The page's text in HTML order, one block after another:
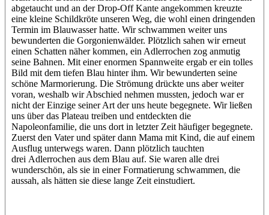
abgetaucht und an der Drop-Off Kante angekommen kreuzte
eine kleine Schildkröte unseren Weg, die wohl einen dringenden
Termin im Blauwasser hatte. Wir schwammen weiter uns
bewunderten die Gorgonienwälder. Plötzlich sahen wir erneut
einen Schatten näher kommen, ein Adlerrochen zog anmutig
seine Bahnen. Mit einer enormen Spannweite ergab er ein tolles
Bild mit dem tiefen Blau hinter ihm. Wir bewunderten seine
schöne Marmorierung. Die Strömung drückte uns aber weiter
voran, weshalb wir Abschied nehmen mussten, jedoch war er
nicht der Einzige seiner Art der uns heute begegnete. Wir ließen
uns über das Plateau treiben und entdeckten die
Napoleonfamilie, die uns dort in letzter Zeit häufiger begegnete.
Zuerst den Vater und später dann Mama mit Kind, die auf einem
Ausflug unterwegs waren. Dann plötzlich tauchten
drei Adlerrochen aus dem Blau auf. Sie waren alle drei
wunderschön, als sie in einer Formatierung schwammen, die
aussah, als hätten sie diese lange Zeit einstudiert.